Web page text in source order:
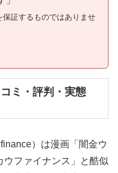
証するものではありませ
ミ・評判・実態
）は漫画「闇金ウ
ウファイナンス」と酷似